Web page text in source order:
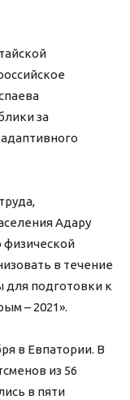
за
Адару
физической
в течение
подготовки к
– 2021».
в Евпатории. В
из 56
в пяти